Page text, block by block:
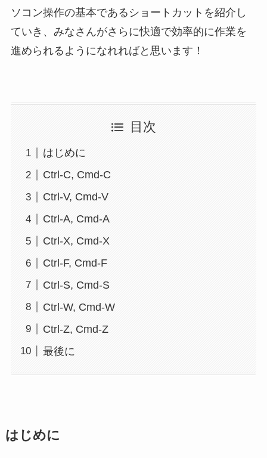
ソコン操作の基本であるショートカットを紹介し
ていき、みなさんがさらに快適で効率的に作業を
進められるようになれればと思います！
目次
はじめに
Ctrl-C, Cmd-C
Ctrl-V, Cmd-V
Ctrl-A, Cmd-A
Ctrl-X, Cmd-X
Ctrl-F, Cmd-F
Ctrl-S, Cmd-S
Ctrl-W, Cmd-W
Ctrl-Z, Cmd-Z
最後に
はじめに